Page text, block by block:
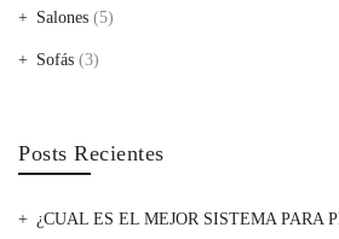
Salones (5)
Sofás (3)
Posts Recientes
¿CUAL ES EL MEJOR SISTEMA PARA